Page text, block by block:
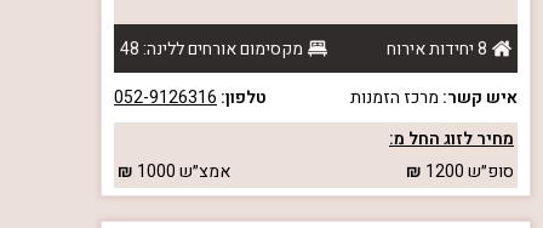
8 יחידות אירוח
מקסימום אורחים ללינה: 48
איש קשר: מרכז הזמנות טלפון: 052-9126316
מחיר לזוג החל מ:
סופ״ש1200 אמצ״ש1000